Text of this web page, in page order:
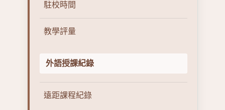
駐校時間
教學評量
外語授課紀錄
遠距課程紀錄